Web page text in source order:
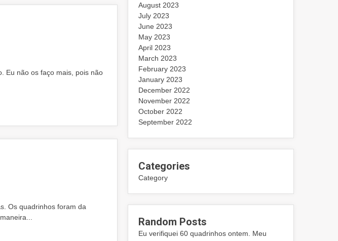
Eu não os faço mais, pois não
Os quadrinhos foram da
August 2023
July 2023
June 2023
May 2023
April 2023
March 2023
February 2023
January 2023
December 2022
November 2022
October 2022
September 2022
Categories
Category
Random Posts
Eu verifiquei 60 quadrinhos ontem. Meu